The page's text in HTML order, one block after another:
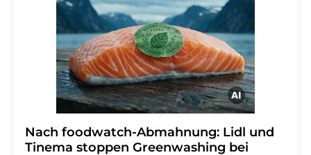
widerrufen. Zudem ist in jeder E-Mail ein Link zur
Abbestellung des entsprechenden Newsletters
enthalten.
Nach foodwatch-Abmahnung: Lidl und
Tinema stoppen Greenwashing bei